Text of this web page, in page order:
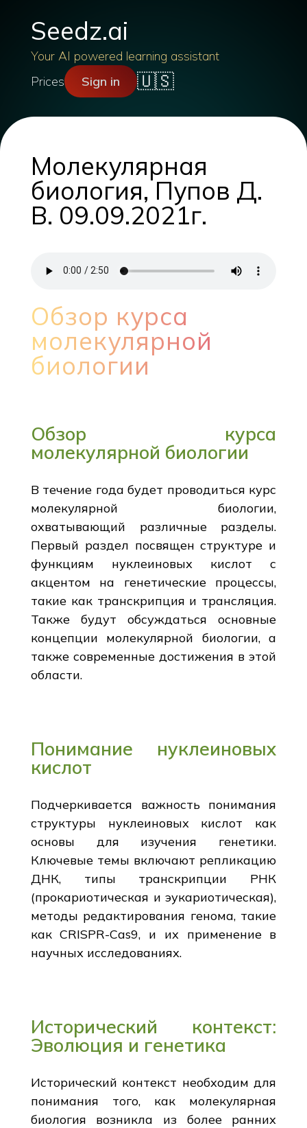
Seedz.ai
Your AI powered learning assistant
Prices
Sign in 🇺🇸
Молекулярная
биология, Пупов Д.
В. 09.09.2021г.
Обзор курса
молекулярной
биологии
Обзор курса
молекулярной биологии
В течение года будет проводиться курс
молекулярной биологии,
охватывающий различные разделы.
Первый раздел посвящен структуре и
функциям нуклеиновых кислот с
акцентом на генетические процессы,
такие как транскрипция и трансляция.
Также будут обсуждаться основные
концепции молекулярной биологии, а
также современные достижения в этой
области.
Понимание нуклеиновых
кислот
Подчеркивается важность понимания
структуры нуклеиновых кислот как
основы для изучения генетики.
Ключевые темы включают репликацию
ДНК, типы транскрипции РНК
(прокариотическая и эукариотическая),
методы редактирования генома, такие
как CRISPR-Cas9, и их применение в
научных исследованиях.
Исторический контекст:
Эволюция и генетика
Исторический контекст необходим для
понимания того, как молекулярная
биология возникла из более ранних